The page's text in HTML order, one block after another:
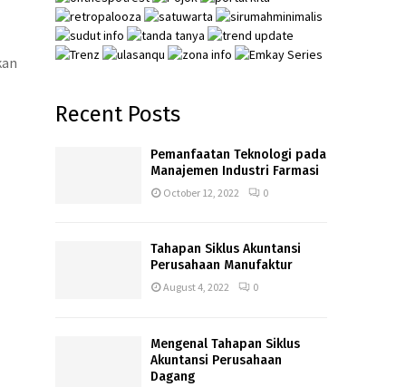
Recent Posts
Pemanfaatan Teknologi pada
Manajemen Industri Farmasi
October 12, 2022 0
Tahapan Siklus Akuntansi
Perusahaan Manufaktur
August 4, 2022 0
Mengenal Tahapan Siklus
Akuntansi Perusahaan
Dagang